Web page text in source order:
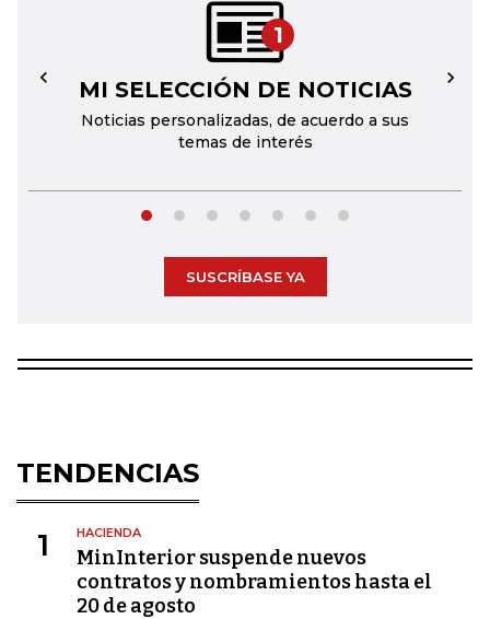
1
MI SELECCIÓN DE NOTICIAS
Noticias personalizadas, de acuerdo a sus
temas de interés
← →
SUSCRÍBASE YA
TENDENCIAS
1 HACIENDA
MinInterior suspende nuevos
contratos y nombramientos hasta el
20 de agosto